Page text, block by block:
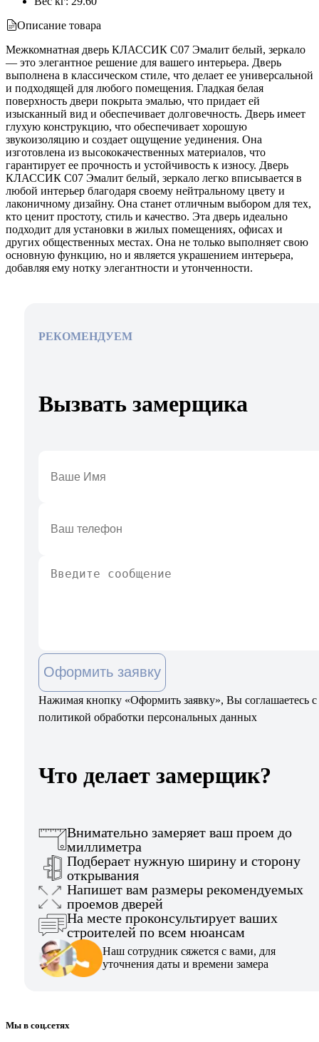
Описание товара
Межкомнатная дверь КЛАССИК C07 Эмалит белый, зеркало
— это элегантное решение для вашего интерьера. Дверь
выполнена в классическом стиле, что делает ее универсальной
и подходящей для любого помещения. Гладкая белая
поверхность двери покрыта эмалью, что придает ей
изысканный вид и обеспечивает долговечность. Дверь имеет
глухую конструкцию, что обеспечивает хорошую
звукоизоляцию и создает ощущение уединения. Она
изготовлена из высококачественных материалов, что
гарантирует ее прочность и устойчивость к износу. Дверь
КЛАССИК C07 Эмалит белый, зеркало легко вписывается в
любой интерьер благодаря своему нейтральному цвету и
лаконичному дизайну. Она станет отличным выбором для тех,
кто ценит простоту, стиль и качество. Эта дверь идеально
подходит для установки в жилых помещениях, офисах и
других общественных местах. Она не только выполняет свою
основную функцию, но и является украшением интерьера,
добавляя ему нотку элегантности и утонченности.
РЕКОМЕНДУЕМ
Вызвать замерщика
Оформить заявку
Нажимая кнопку «Оформить заявку», Вы соглашаетесь с
политикой обработки персональных данных
Что делает замерщик?
Внимательно замеряет ваш проем до
миллиметра
Подберает нужную ширину и сторону
открывания
Напишет вам размеры рекомендуемых
проемов дверей
На месте проконсультирует ваших
строителей по всем нюансам
Наш сотрудник сяжется с вами, для
уточнения даты и времени замера
Мы в соц.сетях